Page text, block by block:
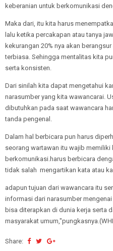
keberanian untuk berkomunikasi
Maka dari, itu kita harus
lalu ketika percakapan atau tanya
kekurangan 20% nya akan
terbiasa. Sehingga mentalitas kita
serta konsisten.
Dari sinilah kita dapat mengetahui
narasumber yang kita wawancarai.
dibutuhkan pada saat wawancara
tanda pengenal.
Dalam hal berbicara pun harus
seorang wartawan itu wajib memiliki
berkomunikasi.harus berbicara
tidak salah mengartikan kata atau
adapun tujuan dari wawancara itu
informasi dari narasumber
bisa diterapkan di dunia kerja serta
masyarakat
Share: